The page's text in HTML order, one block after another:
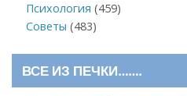
Психология (459)
Советы (483)
ВСЕ ИЗ ПЕЧКИ…….